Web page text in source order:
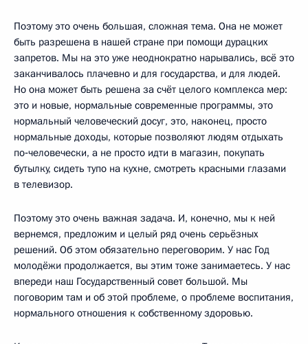
Поэтому это очень большая, сложная тема. Она не может
быть разрешена в нашей стране при помощи дурацких
запретов. Мы на это уже неоднократно нарывались, всё это
заканчивалось плачевно и для государства, и для людей.
Но она может быть решена за счёт целого комплекса мер:
это и новые, нормальные современные программы, это
нормальный человеческий досуг, это, наконец, просто
нормальные доходы, которые позволяют людям отдыхать
по‑человечески, а не просто идти в магазин, покупать
бутылку, сидеть тупо на кухне, смотреть красными глазами
в телевизор.
Поэтому это очень важная задача. И, конечно, мы к ней
вернемся, предложим и целый ряд очень серьёзных
решений. Об этом обязательно переговорим. У нас Год
молодёжи продолжается, вы этим тоже занимаетесь. У нас
впереди наш Государственный совет большой. Мы
поговорим там и об этой проблеме, о проблеме воспитания,
нормального отношения к собственному здоровью.